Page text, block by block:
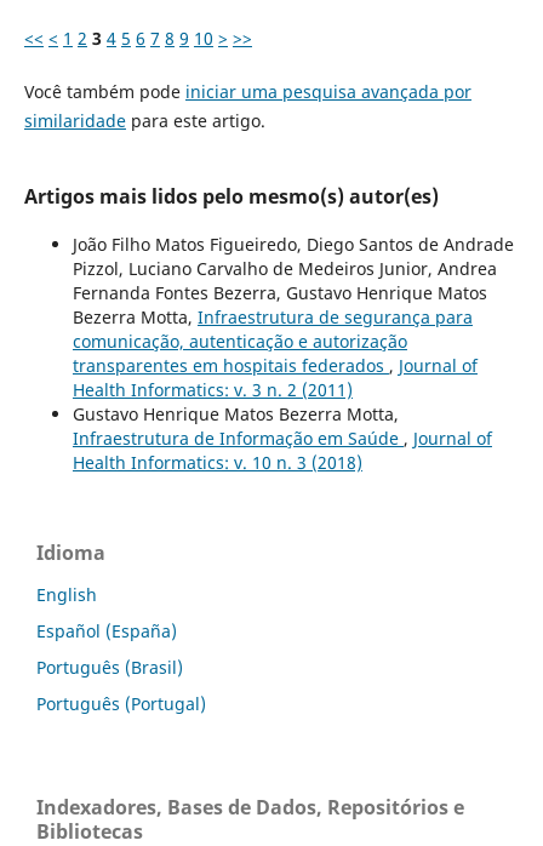
<< < 1 2 3 4 5 6 7 8 9 10 > >>
Você também pode iniciar uma pesquisa avançada por
similaridadepara este artigo.
Artigos mais lidos pelo mesmo(s) autor(es)
João Filho Matos Figueiredo, Diego Santos de Andrade
Pizzol, Luciano Carvalho de Medeiros Junior, Andrea
Fernanda Fontes Bezerra, Gustavo Henrique Matos
Bezerra Motta, Infraestrutura de segurança para
comunicação, autenticação e autorização
transparentes em hospitais federados , Journal of
Health Informatics: v. 3 n. 2 (2011)
Gustavo Henrique Matos Bezerra Motta,
Infraestrutura de Informação em Saúde , Journal of
Health Informatics: v. 10 n. 3 (2018)
Idioma
English
Español (España)
Português (Brasil)
Português (Portugal)
Indexadores, Bases de Dados, Repositórios e
Bibliotecas